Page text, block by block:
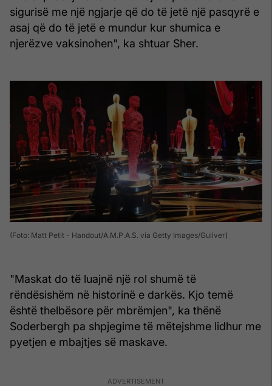
sigurisë me një ngjarje që do të jetë një pasqyrë e
asaj që do të jetë e mundur kur shumica e
njerëzve vaksinohen", ka shtuar Sher.
(Foto: Matt Petit - Handout/A.M.P.A.S. via Getty Images/Guliver)
"Maskat do të luajnë një rol shumë të
rëndësishëm në historinë e darkës. Kjo temë
është thelbësore për mbrëmjen", ka thënë
Soderbergh pa shpjegime të mëtejshme lidhur me
pyetjen e mbajtjes së maskave.